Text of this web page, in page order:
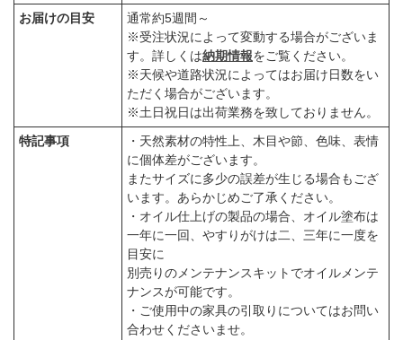
お届けの目安
通常約5週間～
※受注状況によって変動する場合がございま
す。詳しくは納期情報をご覧ください。
※天候や道路状況によってはお届け日数をい
ただく場合がございます。
※土日祝日は出荷業務を致しておりません。
特記事項
・天然素材の特性上、木目や節、色味、表情
に個体差がございます。
またサイズに多少の誤差が生じる場合もござ
います。あらかじめご了承ください。
・オイル仕上げの製品の場合、オイル塗布は
一年に一回、やすりがけは二、三年に一度を
目安に
別売りのメンテナンスキットでオイルメンテ
ナンスが可能です。
・ご使用中の家具の引取りについてはお問い
合わせくださいませ。